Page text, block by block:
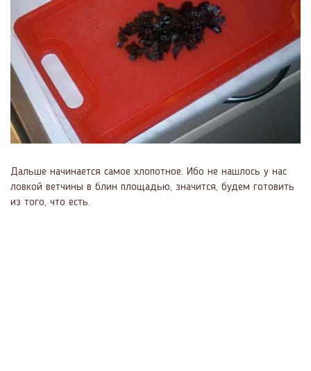
Дальше начинается самое хлопотное. Ибо не нашлось у нас
ловкой ветчины в блин площадью, значится, будем готовить
из того, что есть.